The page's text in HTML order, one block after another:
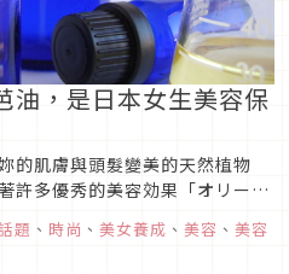
油，是日本女生美容保
的肌膚與頭髮變美的天然植物
許多優秀的美容効果「オリーブ
知道有什麼效果的油也有很多
的「山茶花油」「甜杏仁油」
題 、 時尚 、 美女養成 、 美容 、 美容